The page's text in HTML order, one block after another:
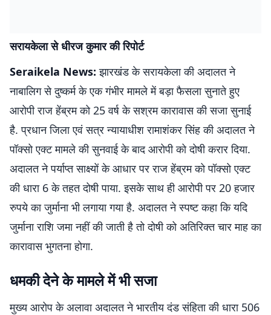
सरायकेला से धीरज कुमार की रिपोर्ट
Seraikela News:झारखंड के सरायकेला की अदालत ने
नाबालिग से दुष्कर्म के एक गंभीर मामले में बड़ा फैसला सुनाते हुए
आरोपी राज हेंब्रम को 25 वर्ष के सश्रम कारावास की सजा सुनाई
है. प्रधान जिला एवं सत्र न्यायाधीश रामाशंकर सिंह की अदालत ने
पॉक्सो एक्ट मामले की सुनवाई के बाद आरोपी को दोषी करार दिया.
अदालत ने पर्याप्त साक्ष्यों के आधार पर राज हेंब्रम को पॉक्सो एक्ट
की धारा 6 के तहत दोषी पाया. इसके साथ ही आरोपी पर 20 हजार
रुपये का जुर्माना भी लगाया गया है. अदालत ने स्पष्ट कहा कि यदि
जुर्माना राशि जमा नहीं की जाती है तो दोषी को अतिरिक्त चार माह का
कारावास भुगतना होगा.
धमकी देने के मामले में भी सजा
मुख्य आरोप के अलावा अदालत ने भारतीय दंड संहिता की धारा 506